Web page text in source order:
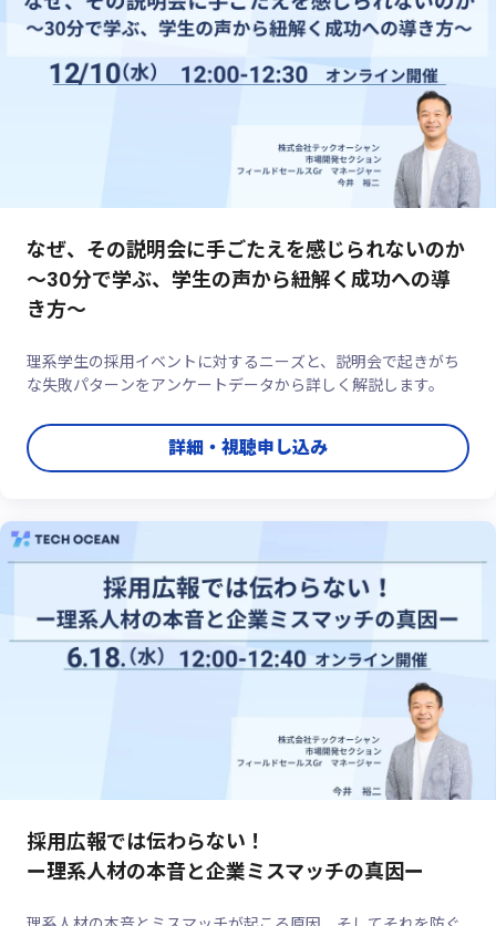
なぜ、その説明会に手ごたえを感じられないのか
～30分で学ぶ、学生の声から紐解く成功への導
き方～
理系学生の採用イベントに対するニーズと、説明会で起きがち
な失敗パターンをアンケートデータから詳しく解説します。
詳細・視聴申し込み
採用広報では伝わらない！
ー理系人材の本音と企業ミスマッチの真因ー